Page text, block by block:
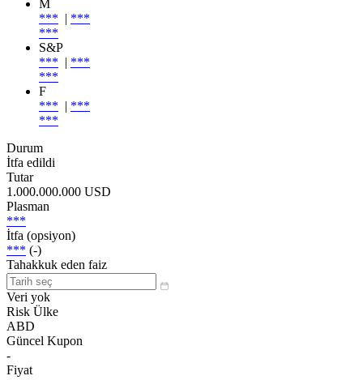
M
*** | ***
***
S&P
*** | ***
***
F
*** | ***
***
Durum
İtfa edildi
Tutar
1.000.000.000 USD
Plasman
***
İtfa (opsiyon)
*** (-)
Tahakkuk eden faiz
Veri yok
Risk Ülke
ABD
Güncel Kupon
-
Fiyat